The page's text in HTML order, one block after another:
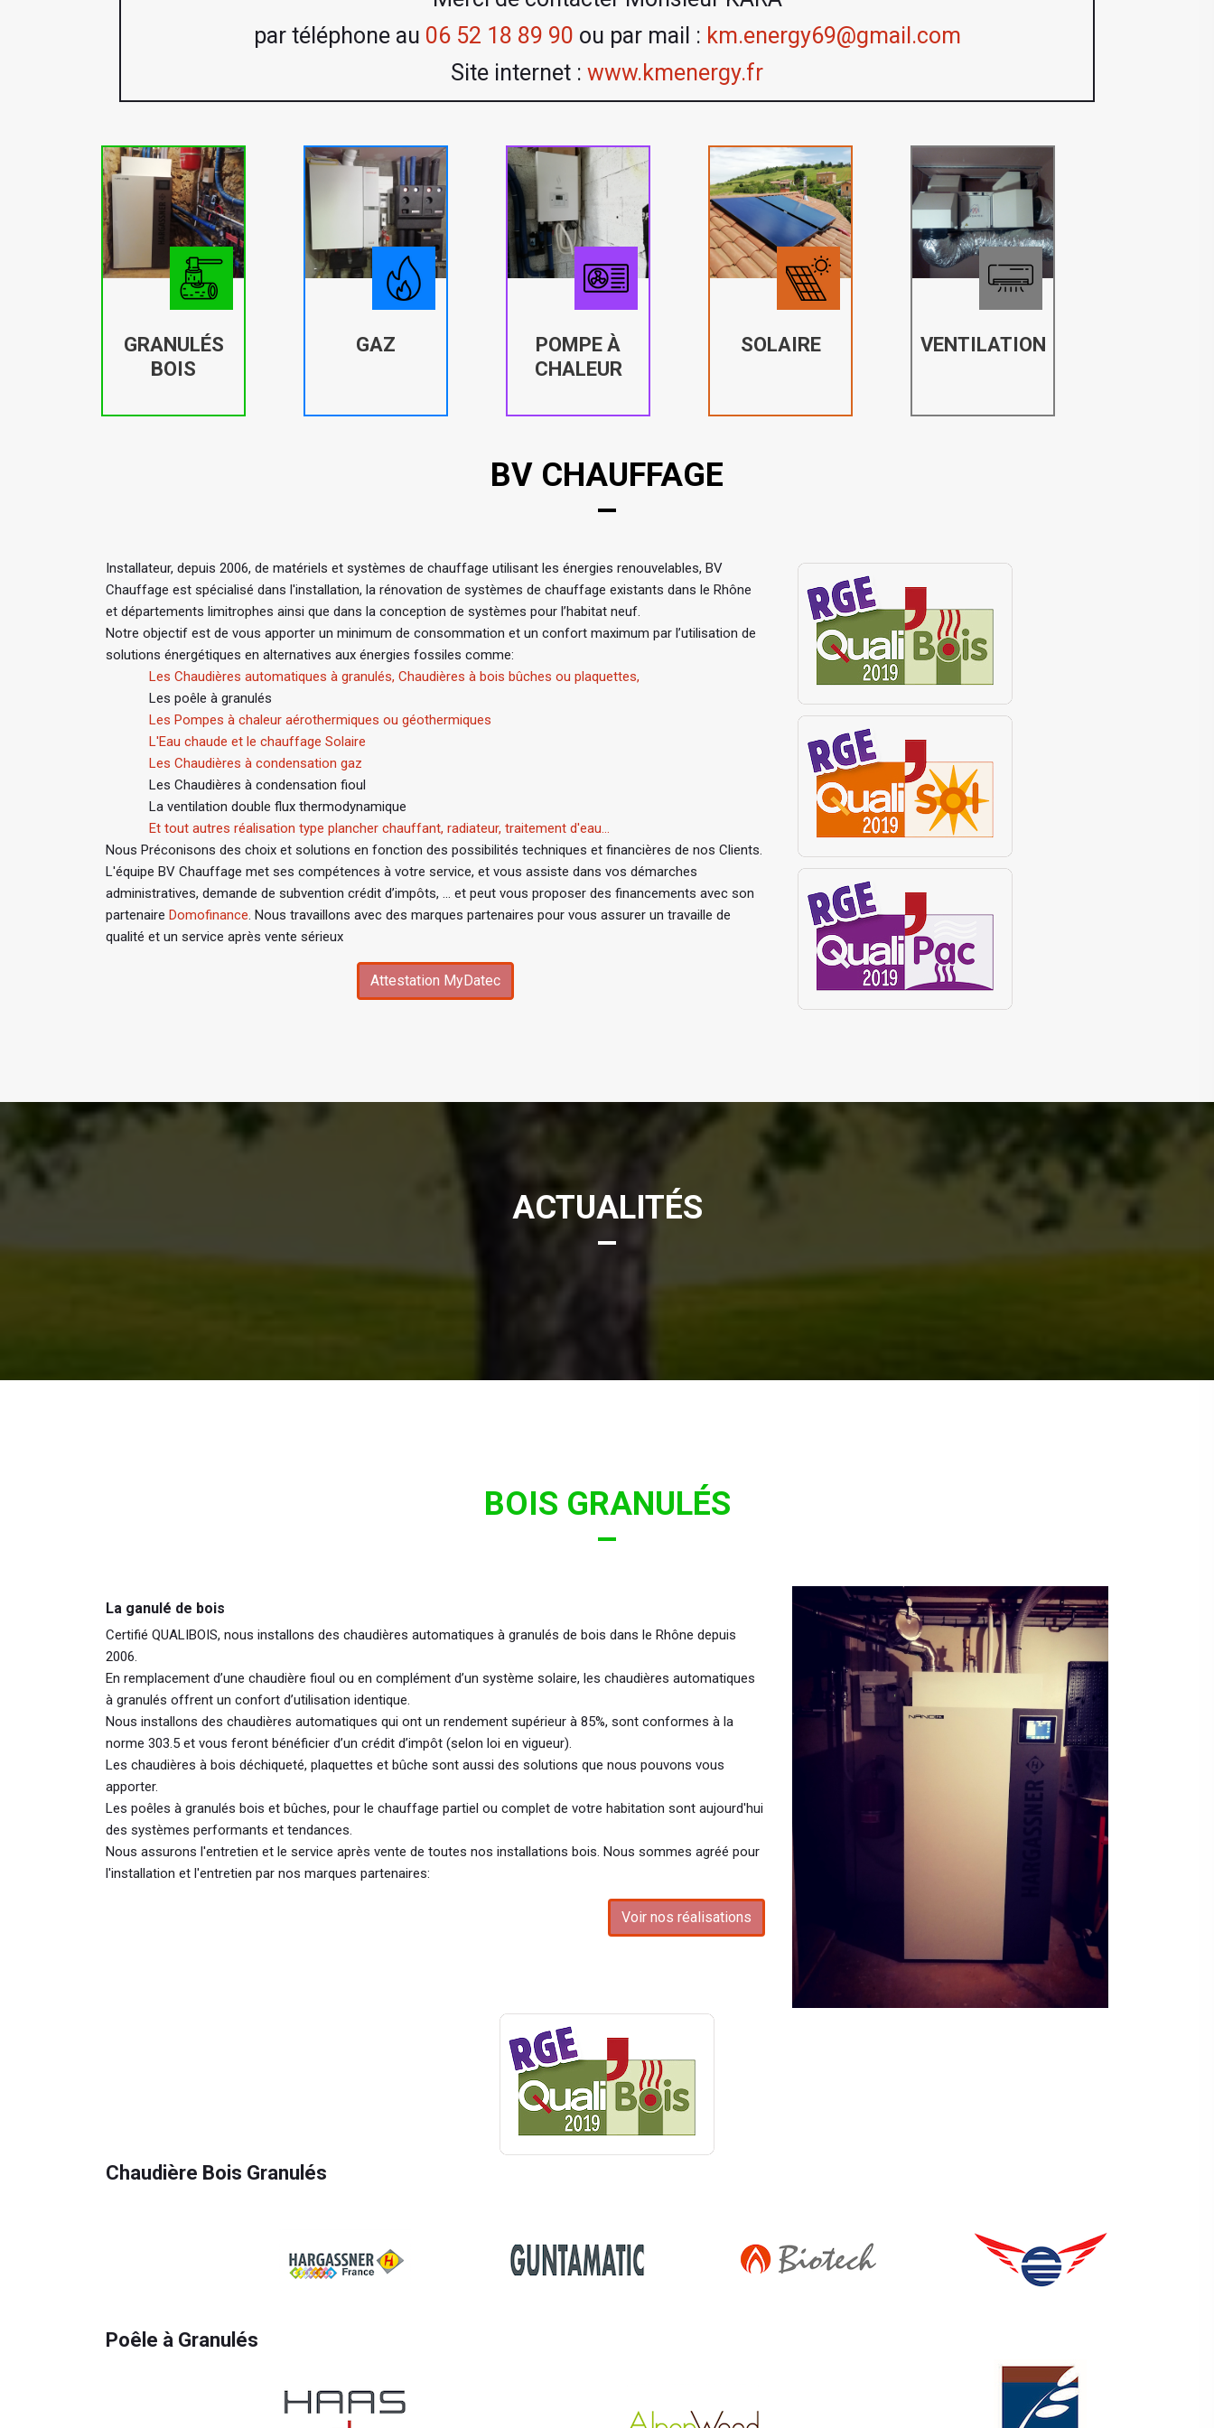
par téléphone au 06 52 18 89 90 ou par mail : km.energy69@gmail.com
Site internet : www.kmenergy.fr
GRANULÉS
BOIS
GAZ
POMPE À
CHALEUR
SOLAIRE VENTILATION
BV CHAUFFAGE
Installateur, depuis 2006, de matériels et systèmes de chauffage utilisant les énergies renouvelables, BV
Chauffage est spécialisé dans l'installation, la rénovation de systèmes de chauffage existants dans le Rhône
et départements limitrophes ainsi que dans la conception de systèmes pour l’habitat neuf.
Notre objectif est de vous apporter un minimum de consommation et un confort maximum par l’utilisation de
solutions énergétiques en alternatives aux énergies fossiles comme:
Les Chaudières automatiques à granulés, Chaudières à bois bûches ou plaquettes,
Les poêle à granulés
Les Pompes à chaleur aérothermiques ou géothermiques
L'Eau chaude et le chauffage Solaire
Les Chaudières à condensation gaz
Les Chaudières à condensation fioul
La ventilation double flux thermodynamique
Et tout autres réalisation type plancher chauffant, radiateur, traitement d'eau...
Nous Préconisons des choix et solutions en fonction des possibilités techniques et financières de nos Clients.
L'équipe BV Chauffage met ses compétences à votre service, et vous assiste dans vos démarches
administratives, demande de subvention crédit d’impôts, ... et peut vous proposer des financements avec son
partenaire Domofinance. Nous travaillons avec des marques partenaires pour vous assurer un travaille de
qualité et un service après vente sérieux
Attestation MyDatec
ACTUALITÉS
BOIS GRANULÉS
La ganulé de bois
Certifié QUALIBOIS, nous installons des chaudières automatiques à granulés de bois dans le Rhône depuis
2006.
En remplacement d’une chaudière fioul ou en complément d’un système solaire, les chaudières automatiques
à granulés offrent un confort d’utilisation identique.
Nous installons des chaudières automatiques qui ont un rendement supérieur à 85%, sont conformes à la
norme 303.5 et vous feront bénéficier d’un crédit d’impôt (selon loi en vigueur).
Les chaudières à bois déchiqueté, plaquettes et bûche sont aussi des solutions que nous pouvons vous
apporter.
Les poêles à granulés bois et bûches, pour le chauffage partiel ou complet de votre habitation sont aujourd'hui
des systèmes performants et tendances.
Nous assurons l'entretien et le service après vente de toutes nos installations bois. Nous sommes agréé pour
l'installation et l'entretien par nos marques partenaires:
Voir nos réalisations
Chaudière Bois Granulés
Poêle à Granulés